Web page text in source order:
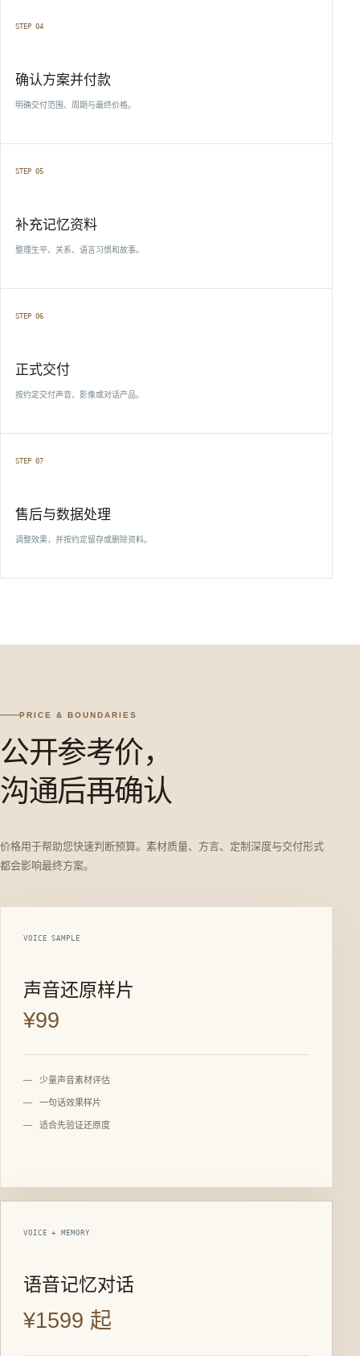
STEP 04
确认方案并付款
明确交付范围、周期与最终价格。
STEP 05
补充记忆资料
整理生平、关系、语言习惯和故事。
STEP 06
正式交付
按约定交付声音、影像或对话产品。
STEP 07
售后与数据处理
调整效果，并按约定留存或删除资料。
PRICE & BOUNDARIES
公开参考价，
沟通后再确认
价格用于帮助您快速判断预算。素材质量、方言、定制深度与交付形式
都会影响最终方案。
VOICE SAMPLE
声音还原样片
¥99
少量声音素材评估
一句话效果样片
适合先验证还原度
VOICE + MEMORY
语音记忆对话
¥1599 起